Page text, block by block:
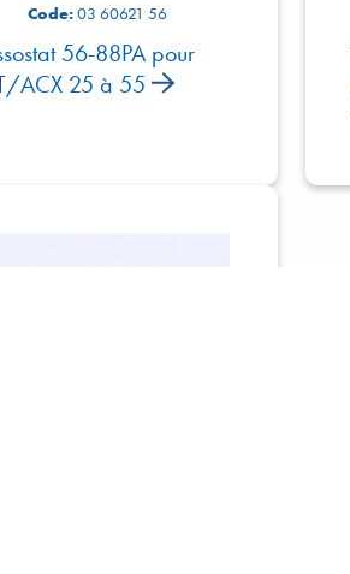
Code:03 60621 56
56-88PA pour
ACX 25 à 55